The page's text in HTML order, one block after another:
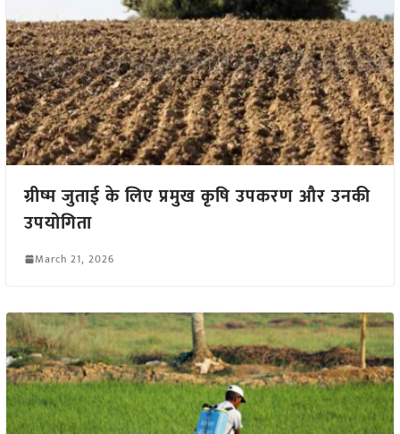
ग्रीष्म जुताई के लिए प्रमुख कृषि उपकरण और उनकी
उपयोगिता
March 21, 2026